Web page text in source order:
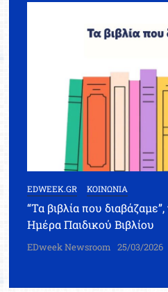
EDWEEK.GR ΚΟΙΝΩΝΙΑ
“Τα βιβλία που
Ημέρα Παιδικού Βιβλίου
EDweek Newsroom 25/03/2026